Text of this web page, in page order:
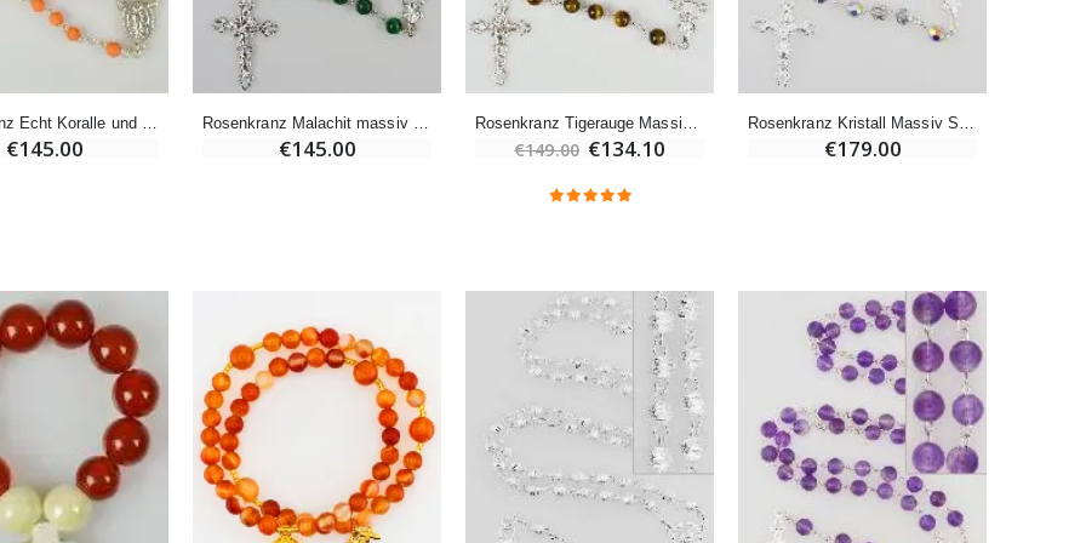
-20%
€15.00 €12.00
-10%
Novenenkerze an Sankt Michael Gegen das Böse
€4.95
-25%
€130.00
-20%
Eine Novenen-Kerze Aufstellen Lassen in Lourdes
€15.00 €12.00
-10%
€5.50 €4.95
-25%
Rosenkranz Echt Koralle und 925 Silber
€145.00
Rosenkranz Malachit massiv Silber
€145.00
Rosenkranz Tigerauge Massiv Silber
€149.00 €134.10
Rosenkranz Kristall Massiv Silber
€179.00